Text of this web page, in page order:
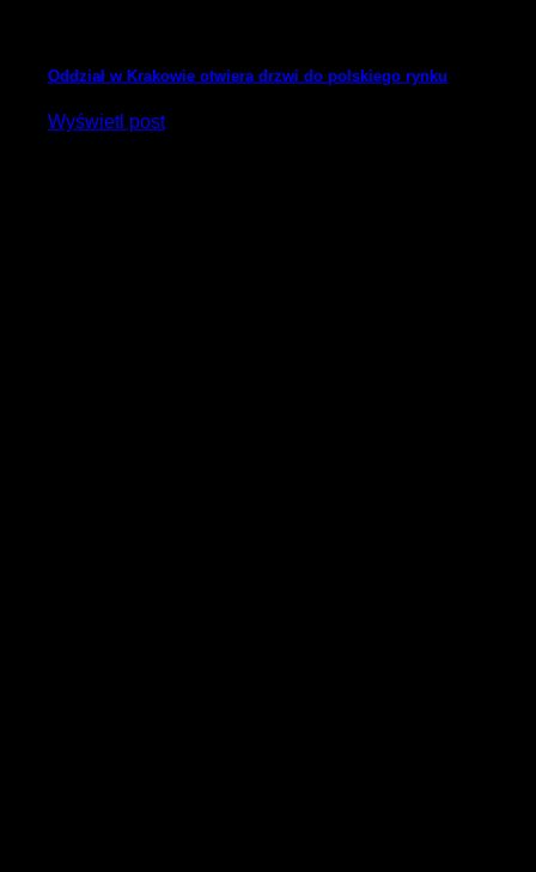
Oddział w Krakowie otwiera drzwi do polskiego rynku
Wyświetl post